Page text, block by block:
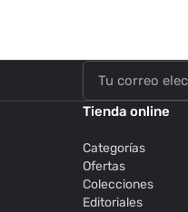
Tienda online
Categorías
Ofertas
Colecciones
Editoriales